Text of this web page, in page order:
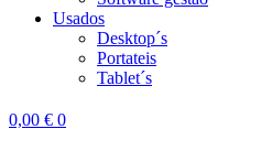
Usados
Desktop´s
Portateis
Tablet´s
0,00 € 0